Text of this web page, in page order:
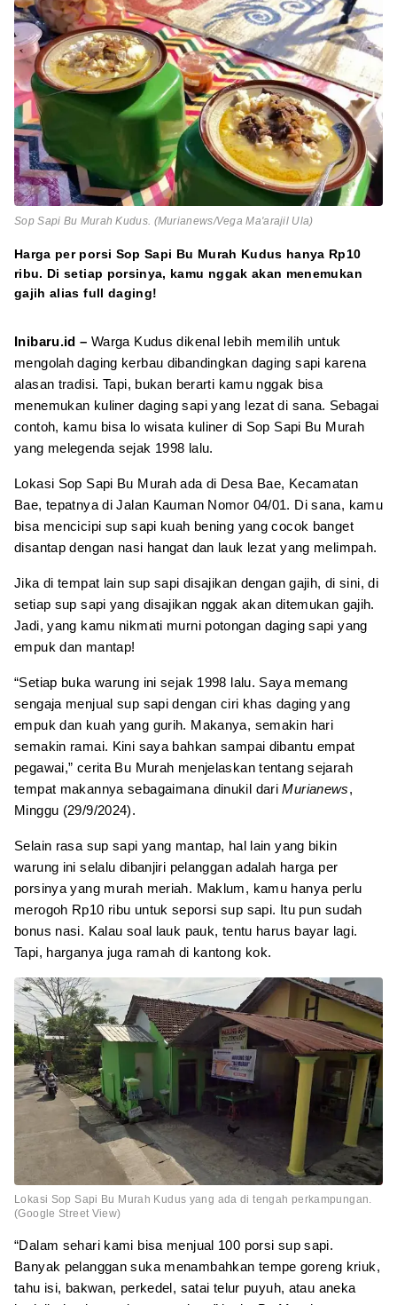
Sop Sapi Bu Murah Kudus. (Murianews/Vega Ma'arajil Ula)
Harga per porsi Sop Sapi Bu Murah Kudus hanya Rp10
ribu. Di setiap porsinya, kamu nggak akan menemukan
gajih alias full daging!
Inibaru.id – Warga Kudus dikenal lebih memilih untuk
mengolah daging kerbau dibandingkan daging sapi karena
alasan tradisi. Tapi, bukan berarti kamu nggak bisa
menemukan kuliner daging sapi yang lezat di sana. Sebagai
contoh, kamu bisa lo wisata kuliner di Sop Sapi Bu Murah
yang melegenda sejak 1998 lalu.
Lokasi Sop Sapi Bu Murah ada di Desa Bae, Kecamatan
Bae, tepatnya di Jalan Kauman Nomor 04/01. Di sana, kamu
bisa mencicipi sup sapi kuah bening yang cocok banget
disantap dengan nasi hangat dan lauk lezat yang melimpah.
Jika di tempat lain sup sapi disajikan dengan gajih, di sini, di
setiap sup sapi yang disajikan nggak akan ditemukan gajih.
Jadi, yang kamu nikmati murni potongan daging sapi yang
empuk dan mantap!
“Setiap buka warung ini sejak 1998 lalu. Saya memang
sengaja menjual sup sapi dengan ciri khas daging yang
empuk dan kuah yang gurih. Makanya, semakin hari
semakin ramai. Kini saya bahkan sampai dibantu empat
pegawai,” cerita Bu Murah menjelaskan tentang sejarah
tempat makannya sebagaimana dinukil dariMurianews,
Minggu (29/9/2024).
Selain rasa sup sapi yang mantap, hal lain yang bikin
warung ini selalu dibanjiri pelanggan adalah harga per
porsinya yang murah meriah. Maklum, kamu hanya perlu
merogoh Rp10 ribu untuk seporsi sup sapi. Itu pun sudah
bonus nasi. Kalau soal lauk pauk, tentu harus bayar lagi.
Tapi, harganya juga ramah di kantong kok.
Lokasi Sop Sapi Bu Murah Kudus yang ada di tengah perkampungan.
(Google Street View)
“Dalam sehari kami bisa menjual 100 porsi sup sapi.
Banyak pelanggan suka menambahkan tempe goreng kriuk,
tahu isi, bakwan, perkedel, satai telur puyuh, atau aneka